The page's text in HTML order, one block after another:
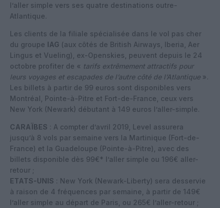
l’aller simple vers ses quatre destinations outre-
Atlantique.
Les clients de la filiale spécialisée dans le vol pas cher
du groupe IAG (aux côtés de British Airways, Iberia, Aer
Lingus et Vueling), ex-Openskies, peuvent depuis le 24
octobre profiter de « tarifs extrêmement attractifs pour
leurs voyages et escapades de l’autre côté de l’Atlantique ».
Les billets à partir de 99 euros sont disponibles vers
Montréal, Pointe-à-Pitre et Fort-de-France, ceux vers
New York (Newark) débutant à 149 euros l’aller-simple.
CARAÏBES : A compter d’avril 2019, Level assurera
jusqu’à 8 vols par semaine vers la Martinique (Fort-de-
France) et la Guadeloupe (Pointe-à-Pitre), avec des
billets disponible dès 99€* l’aller simple ou 196€ aller-
retour ;
ETATS-UNIS : New York (Newark-Liberty) sera desservie
à raison de 4 fréquences par semaine, à partir de 149€
l’aller simple au départ de Paris, ou 265€ l’aller-retour ;